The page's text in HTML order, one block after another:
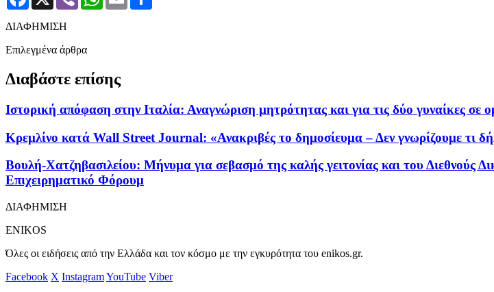
ΔΙΑΦΗΜΙΣΗ
Επιλεγμένα άρθρα
Διαβάστε επίσης
Ιστορική απόφαση στην Ιταλία: Αναγνώριση μητρότητας και για τις δύο γυναίκες σε
Κρεμλίνο κατά Wall Street Journal: «Ανακριβές το δημοσίευμα – Δεν γνωρίζουμε τι
Βουλή-Χατζηβασιλείου: Μήνυμα για σεβασμό της καλής γειτονίας και του Διεθνούς
Επιχειρηματικό Φόρουμ
ΔΙΑΦΗΜΙΣΗ
ENIKOS
Όλες οι ειδήσεις από την Ελλάδα και τον κόσμο με την εγκυρότητα του enikos.gr.
Facebook X InstagramYouTube Viber